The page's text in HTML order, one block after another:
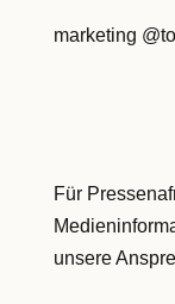
marketing
Für
unsere